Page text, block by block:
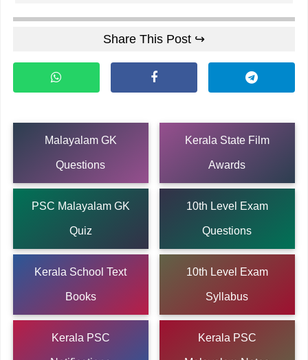
Share This Post ↪
Malayalam GK
Questions
Kerala State Film
Awards
PSC Malayalam GK
Quiz
10th Level Exam
Questions
Kerala School Text
Books
10th Level Exam
Syllabus
Kerala PSC Kerala PSC